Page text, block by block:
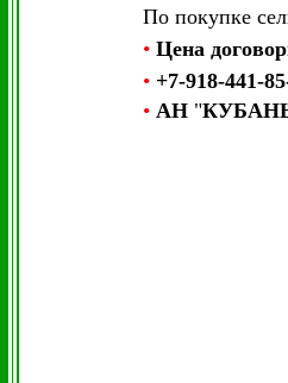
По покупке
• Цена
• +7-918-441-
• АН "